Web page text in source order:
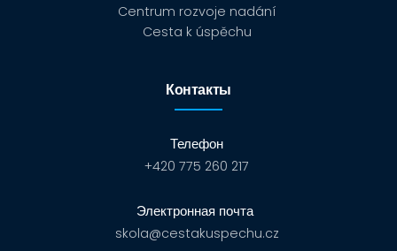
Centrum rozvoje nadání
Cesta k úspěchu
Контакты
Телефон
+420 775 260 217
Электронная почта
skola@cestakuspechu.cz